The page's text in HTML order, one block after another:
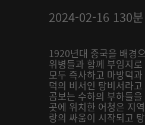
2024-02-16 130분
1920년대 중국을 배경
위병들과 함께 부임지
모두 즉사하고 마방덕
덕의 비서인 탕비서라
곰보는 수하의 부하들
곳에 위치한 어청은 지
랑의 싸움이 시작되고